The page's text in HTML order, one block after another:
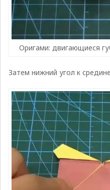
Оригами: двигающиеся
Затем нижний угол к